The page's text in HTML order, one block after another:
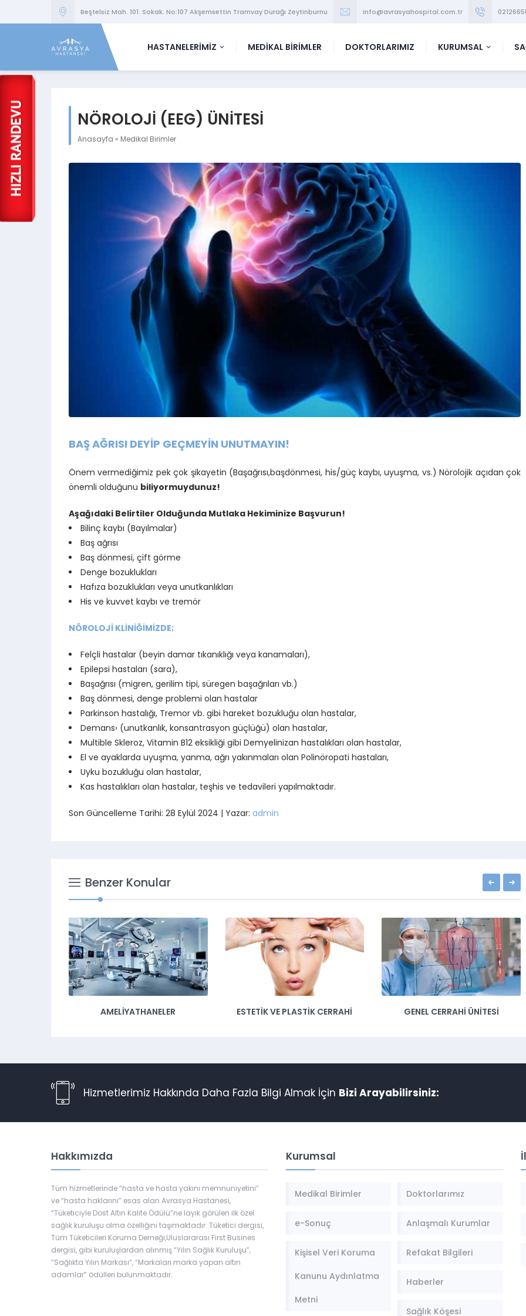
Beştelsiz Mah. 101. Sokak. No:107 Akşemsettin Tramvay Durağı Zeytinburnu info@avrasyahospital.com.tr
HASTANELERİMİZ MEDİKAL BİRİMLER DOKTORLARIMIZ KURUMSAL
NÖROLOJİ (EEG) ÜNİTESİ
Anasayfa » Medikal Birimler
BAŞ AĞRISI DEYİP GEÇMEYİN UNUTMAYIN!
Önem vermediğimiz pek çok şikayetin (Başağrısı,başdönmesi, his/güç kaybı, uyuşma, vs.) Nörolojik açıdan çok
önemli olduğunu biliyormuydunuz!
Aşağıdaki Belirtiler Olduğunda Mutlaka Hekiminize Başvurun!
Bilinç kaybı (Bayılmalar)
Baş ağrısı
Baş dönmesi, çift görme
Denge bozuklukları
Hafıza bozuklukları veya unutkanlıkları
His ve kuvvet kaybı ve tremör
NÖROLOJİ KLİNİĞİMİZDE;
Felçli hastalar (beyin damar tıkanıklığı veya kanamaları),
Epilepsi hastaları (sara),
Başağrısı (migren, gerilim tipi, süregen başağrıları vb.)
Baş dönmesi, denge problemi olan hastalar
Parkinson hastalığı, Tremor vb. gibi hareket bozukluğu olan hastalar,
Demans› (unutkanlık, konsantrasyon güçlüğü) olan hastalar,
Multible Skleroz, Vitamin B12 eksikliği gibi Demyelinizan hastalıkları olan hastalar,
El ve ayaklarda uyuşma, yanma, ağrı yakınmaları olan Polinöropati hastaları,
Uyku bozukluğu olan hastalar,
Kas hastalıkları olan hastalar, teşhis ve tedavileri yapılmaktadır.
Son Güncelleme Tarihi: 28 Eylül 2024 | Yazar: admin
Benzer Konular
AMELİYATHANELER ESTETİK VE PLASTİK CERRAHİ GENEL CERRAHİ ÜNİTESİ
Hizmetlerimiz Hakkında Daha Fazla Bilgi Almak İçin Bizi Arayabilirsiniz:
Hakkımızda
Tüm hizmetlerinde “hasta ve hasta yakını memnuniyetini”
ve “hasta haklarını” esas alan Avrasya Hastanesi,
“Tüketiciyle Dost Altın Kalite Ödülü”ne layık görülen ilk özel
sağlık kuruluşu olma özelliğini taşımaktadır. Tüketici dergisi,
Tüm Tüketicileri Koruma Derneği,Uluslararası First Busines
dergisi, gibi kuruluşlardan alınmış “Yılın Sağlık Kuruluşu”,
“Sağlıkta Yılın Markası”, “Markaları marka yapan altın
adamlar” ödülleri bulunmaktadır.
Kurumsal
Medikal Birimler Doktorlarımız
e-Sonuç Anlaşmalı Kurumlar
Kişisel Veri Koruma
Kanunu Aydınlatma
Metni
Refakat Bilgileri
Haberler
Sağlık Köşesi